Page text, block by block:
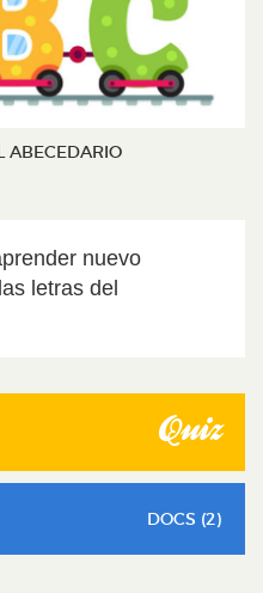
ABECEDARIO
nuevo
letras del
Quiz
DOCS (2)